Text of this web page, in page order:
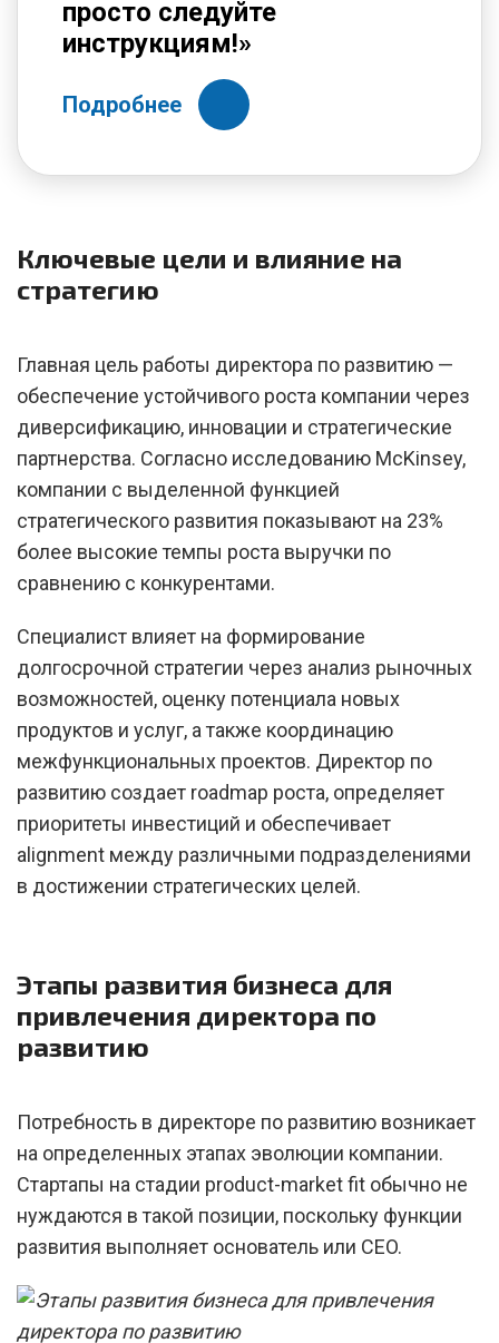
просто следуйте
инструкциям!»
Подробнее
Ключевые цели и влияние на
стратегию
Главная цель работы директора по развитию —
обеспечение устойчивого роста компании через
диверсификацию, инновации и стратегические
партнерства. Согласно исследованию McKinsey,
компании с выделенной функцией
стратегического развития показывают на 23%
более высокие темпы роста выручки по
сравнению с конкурентами.
Специалист влияет на формирование
долгосрочной стратегии через анализ рыночных
возможностей, оценку потенциала новых
продуктов и услуг, а также координацию
межфункциональных проектов. Директор по
развитию создает roadmap роста, определяет
приоритеты инвестиций и обеспечивает
alignment между различными подразделениями
в достижении стратегических целей.
Этапы развития бизнеса для
привлечения директора по
развитию
Потребность в директоре по развитию возникает
на определенных этапах эволюции компании.
Стартапы на стадии product-market fit обычно не
нуждаются в такой позиции, поскольку функции
развития выполняет основатель или CEO.